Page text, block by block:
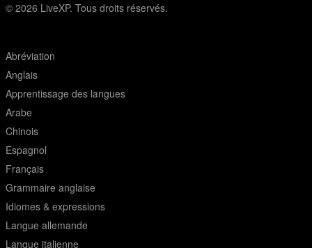
© 2026 LiveXP. Tous droits réservés.
Abréviation
Anglais
Apprentissage des langues
Arabe
Chinois
Espagnol
Français
Grammaire anglaise
Idiomes & expressions
Langue allemande
Langue italienne